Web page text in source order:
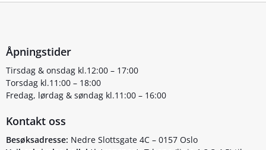
Åpningstider
Tirsdag & onsdag kl.12:00 – 17:00
Torsdag kl.11:00 – 18:00
Fredag, lørdag & søndag kl.11:00 – 16:00
Kontakt oss
Besøksadresse: Nedre Slottsgate 4C – 0157 Oslo